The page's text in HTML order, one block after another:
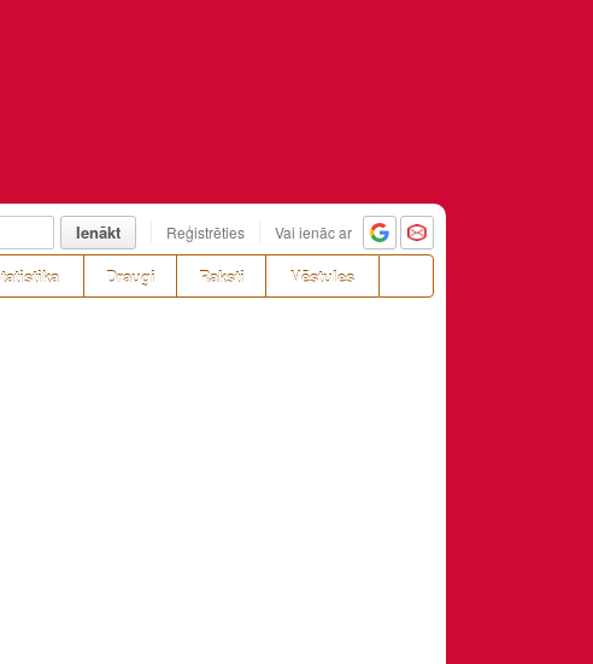
Ienākt Reģistrēties Vai ienāc ar
Draugi Raksti Vēstules